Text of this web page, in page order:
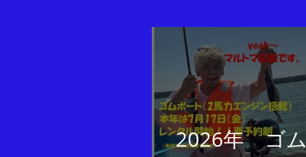
2026年 ゴ